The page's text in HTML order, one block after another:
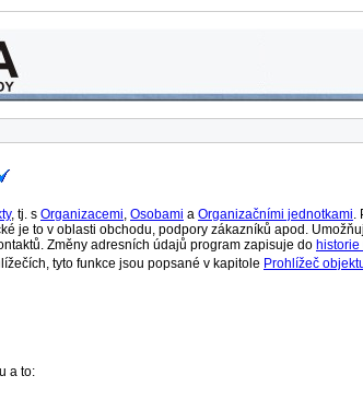
, tj. s Organizacemi, Osobami a Organizačními jednotkami.
je to v oblasti obchodu, podpory zákazníků apod.
Změny adresních údajů program zapisuje do
tyto funkce jsou popsané v kapitole Prohlížeč
a to: